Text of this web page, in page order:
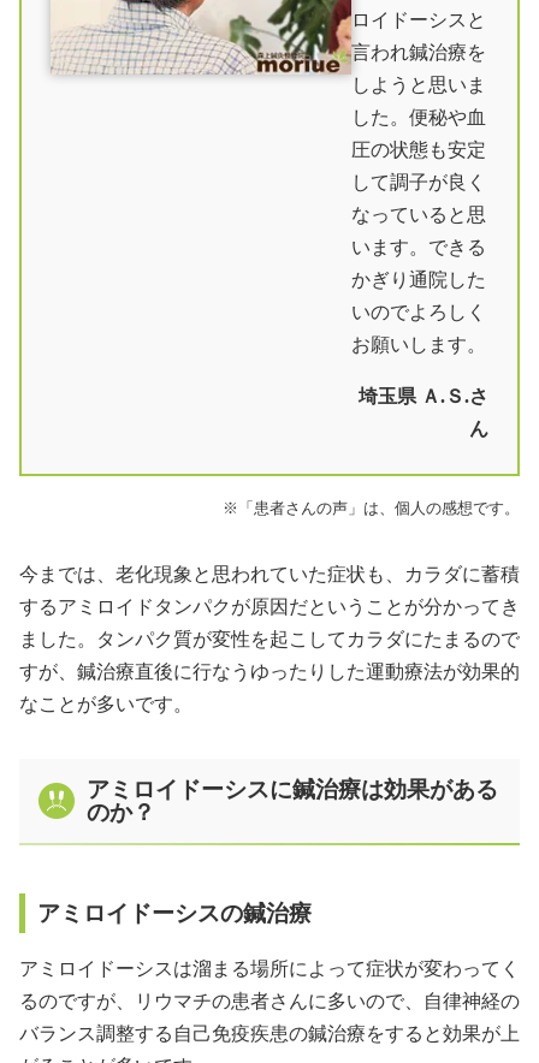
東海方面からのルート案内
関西方面からのルート案内
ロイドーシスと
言われ鍼治療を
しようと思いま
した。便秘や血
圧の状態も安定
して調子が良く
なっていると思
います。できる
かぎり通院した
いのでよろしく
お願いします。
埼玉県 Ａ.Ｓ.さ
ん
※「患者さんの声」は、個人の感想です。
今までは、老化現象と思われていた症状も、カラダに蓄積
するアミロイドタンパクが原因だということが分かってき
ました。タンパク質が変性を起こしてカラダにたまるので
すが、鍼治療直後に行なうゆったりした運動療法が効果的
なことが多いです。
アミロイドーシスに鍼治療は効果がある
のか？
アミロイドーシスの鍼治療
アミロイドーシスは溜まる場所によって症状が変わってく
るのですが、リウマチの患者さんに多いので、自律神経の
バランス調整する自己免疫疾患の鍼治療をすると効果が上